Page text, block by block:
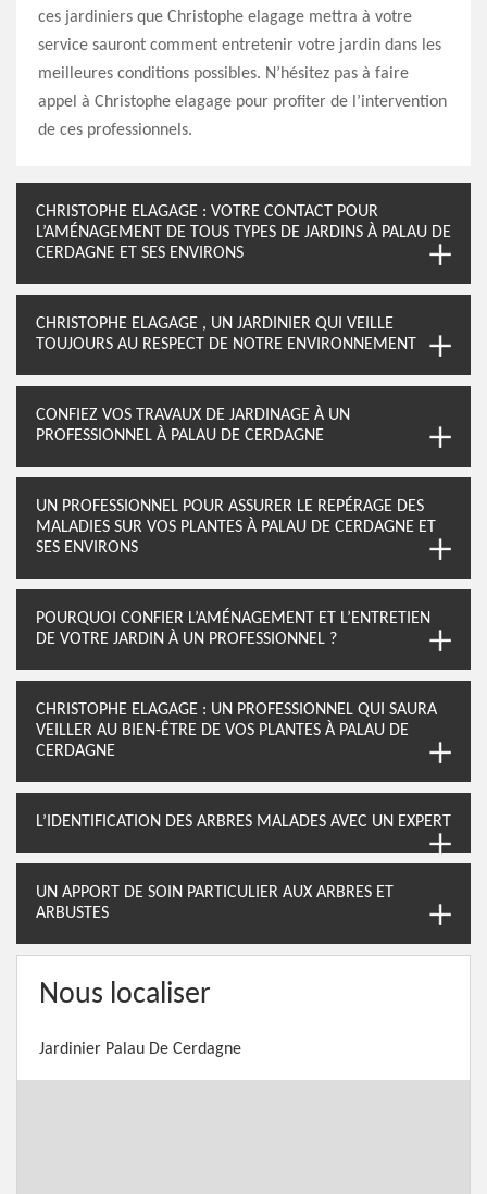
ces jardiniers que Christophe elagage mettra à votre
service sauront comment entretenir votre jardin dans les
meilleures conditions possibles. N’hésitez pas à faire
appel à Christophe elagage pour profiter de l’intervention
de ces professionnels.
CHRISTOPHE ELAGAGE : VOTRE CONTACT POUR
L’AMÉNAGEMENT DE TOUS TYPES DE JARDINS À PALAU DE
CERDAGNE ET SES ENVIRONS
CHRISTOPHE ELAGAGE , UN JARDINIER QUI VEILLE
TOUJOURS AU RESPECT DE NOTRE ENVIRONNEMENT
CONFIEZ VOS TRAVAUX DE JARDINAGE À UN
PROFESSIONNEL À PALAU DE CERDAGNE
UN PROFESSIONNEL POUR ASSURER LE REPÉRAGE DES
MALADIES SUR VOS PLANTES À PALAU DE CERDAGNE ET
SES ENVIRONS
POURQUOI CONFIER L’AMÉNAGEMENT ET L’ENTRETIEN
DE VOTRE JARDIN À UN PROFESSIONNEL ?
CHRISTOPHE ELAGAGE : UN PROFESSIONNEL QUI SAURA
VEILLER AU BIEN-ÊTRE DE VOS PLANTES À PALAU DE
CERDAGNE
L’IDENTIFICATION DES ARBRES MALADES AVEC UN EXPERT
UN APPORT DE SOIN PARTICULIER AUX ARBRES ET
ARBUSTES
Nous localiser
Jardinier Palau De Cerdagne